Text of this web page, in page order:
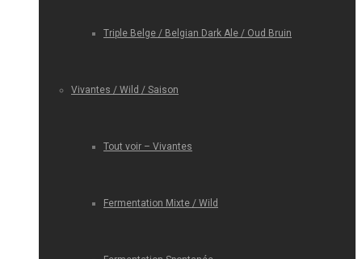
Triple Belge / Belgian Dark Ale / Oud Bruin
Vivantes / Wild / Saison
Tout voir – Vivantes
Fermentation Mixte / Wild